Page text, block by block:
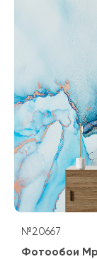
№20667
Фотообои